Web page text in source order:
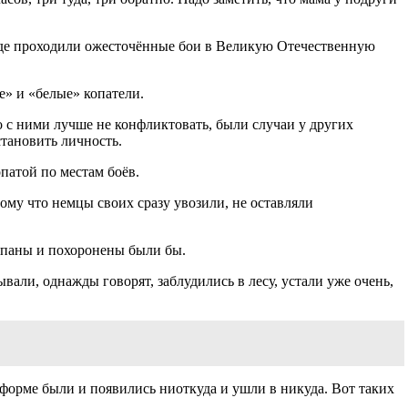
проходили ожесточённые бои в Великую Отечественную
и «белые» копатели.
ними лучше не конфликтовать, были случаи у других
личность.
по местам боёв.
что немцы своих сразу увозили, не оставляли
и похоронены были бы.
однажды говорят, заблудились в лесу, устали уже очень,
были и появились ниоткуда и ушли в никуда. Вот таких